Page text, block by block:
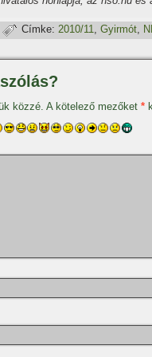
Címke: 2010/11, Gyirmót,
közzé. A kötelező mezőket *